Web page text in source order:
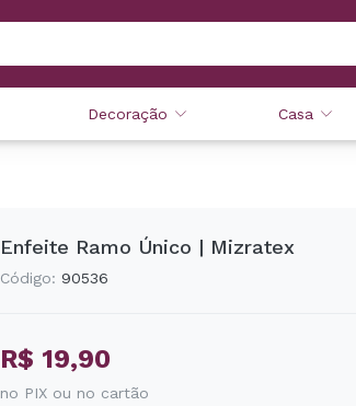
Decoração Casa
Enfeite Ramo Único | Mizratex
Código: 90536
R$ 19,90
no PIX ou no cartão